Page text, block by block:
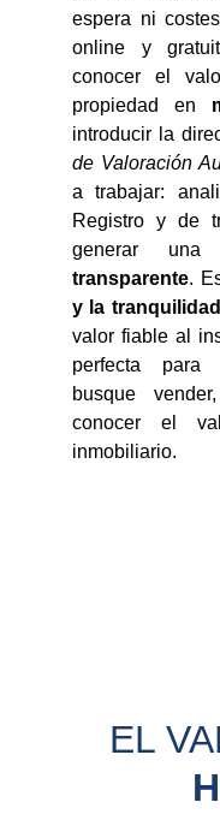
espera ni
online y
conocer el
propiedad en
introducir la
de Valoración
a trabajar:
Registro y de
generar una
transparente.
y la tranquilidad
valor fiable al
perfecta para
busque
conocer el
inmobiliario.
EL